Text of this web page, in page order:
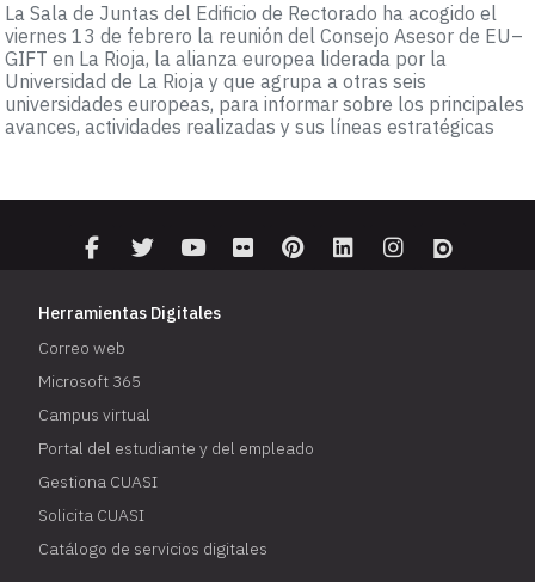
La Sala de Juntas del Edificio de Rectorado ha acogido el
viernes 13 de febrero la reunión del Consejo Asesor de EU–
GIFT en La Rioja, la alianza europea liderada por la
Universidad de La Rioja y que agrupa a otras seis
universidades europeas, para informar sobre los principales
avances, actividades realizadas y sus líneas estratégicas
Herramientas Digitales
Correo web
Microsoft 365
Campus virtual
Portal del estudiante y del empleado
Gestiona CUASI
Solicita CUASI
Catálogo de servicios digitales